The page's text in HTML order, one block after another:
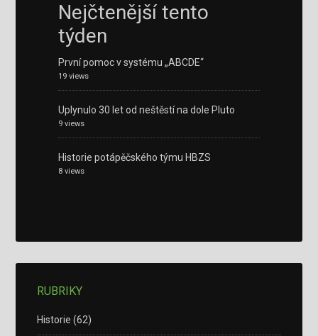
Nejčtenější tento
týden
První pomoc v systému „ABCDE“
19 views
Uplynulo 30 let od neštěstí na dole Pluto
9 views
Historie potápěčského týmu HBZS
8 views
RUBRIKY
Historie (62)